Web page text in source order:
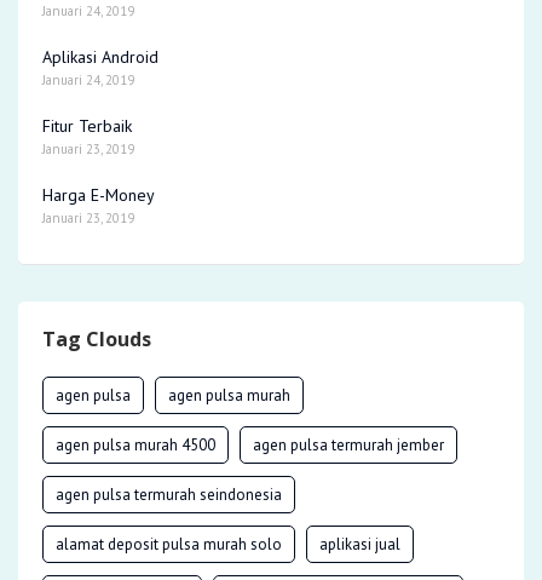
Januari 24, 2019
Aplikasi Android
Januari 24, 2019
Fitur Terbaik
Januari 23, 2019
Harga E-Money
Januari 23, 2019
Tag Clouds
agen pulsa agen pulsa murah
agen pulsa murah 4500 agen pulsa termurah jember
agen pulsa termurah seindonesia
alamat deposit pulsa murah solo aplikasi jual